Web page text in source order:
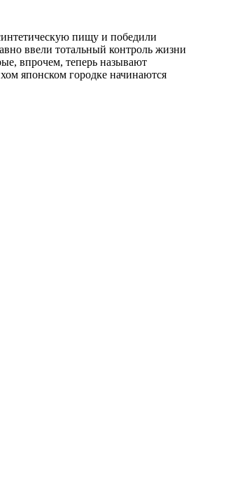
ввели тотальный контроль жизни
впрочем, теперь называют
японском городке начинаются